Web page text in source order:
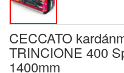
CECCATO
TRINCIONE 400
1400mm